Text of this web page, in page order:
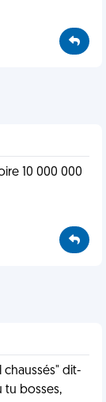
10 000 000
dit-
tu bosses,